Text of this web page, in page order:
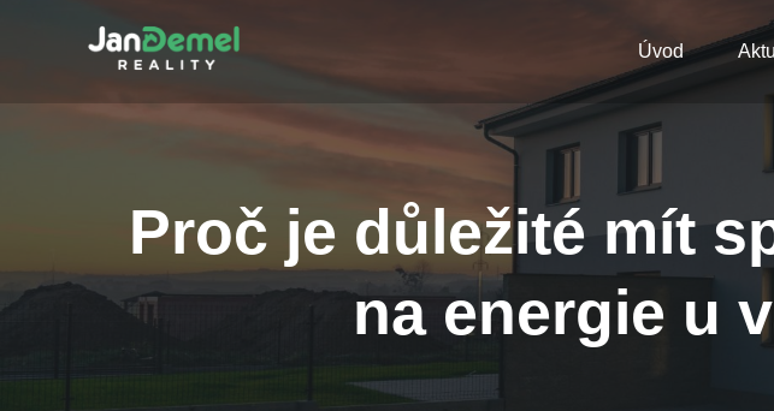
Úvod
Proč je důležité mít
na energie u